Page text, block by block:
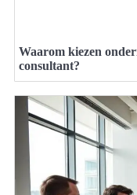
Waarom kiezen
consultant?